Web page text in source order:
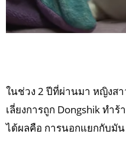
ในช่วง 2 ปีที่ผ่านมา หญิงส
เลี่ยงการถูก Dongshik ทำ
ได้ผลคือ การนอกแยกกับมัน